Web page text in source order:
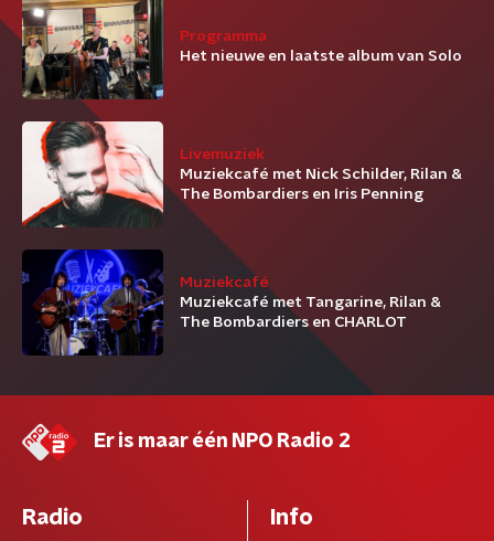
Programma
Het nieuwe en laatste album van Solo
Livemuziek
Muziekcafé met Nick Schilder, Rilan &
The Bombardiers en Iris Penning
Muziekcafé
Muziekcafé met Tangarine, Rilan &
The Bombardiers en CHARLOT
Er is maar één NPO Radio 2
Radio Info